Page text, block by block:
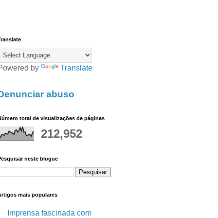
by Translate
abuso
total de visualizações de páginas
212,952
neste blogue
mais populares
Imprensa fascinada com